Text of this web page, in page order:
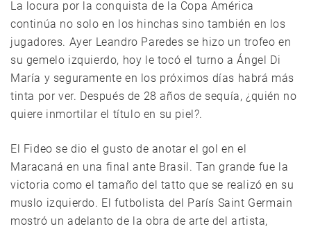
La locura por la conquista de la Copa América
continúa no solo en los hinchas sino también en los
jugadores. Ayer Leandro Paredes se hizo un trofeo en
su gemelo izquierdo, hoy le tocó el turno a Ángel Di
María y seguramente en los próximos días habrá más
tinta por ver. Después de 28 años de sequía, ¿quién no
quiere inmortilar el título en su piel?.
El Fideo se dio el gusto de anotar el gol en el
Maracaná en una final ante Brasil. Tan grande fue la
victoria como el tamaño del tatto que se realizó en su
muslo izquierdo. El futbolista del París Saint Germain
mostró un adelanto de la obra de arte del artista,